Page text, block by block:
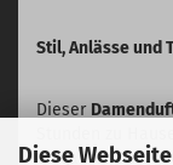
Diese
Stil, Anlässe und
Dieser
eleganter Duft